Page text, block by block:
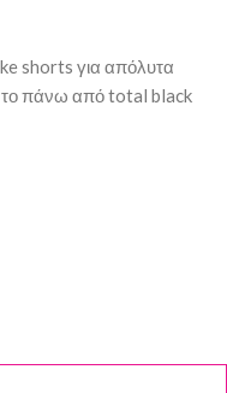
shorts για απόλυτα
το πάνω από total black